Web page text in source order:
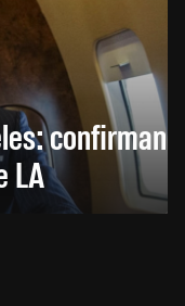
confirman
LA